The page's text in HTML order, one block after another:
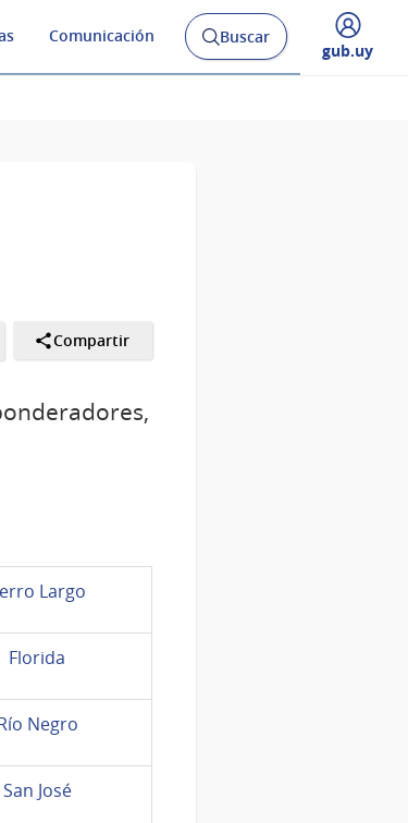
Comunicación
Abrir
buscador
Buscar
Desplegar
gub.uy
Compartir
Largo
Florida
Negro
San José